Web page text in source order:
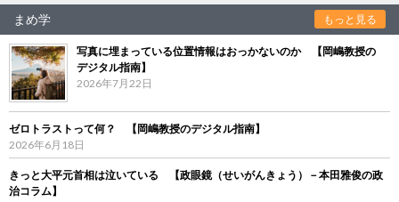
まめ学 もっと見る
写真に埋まっている位置情報はおっかないのか 【岡嶋教授の
デジタル指南】
2026年7月22日
ゼロトラストって何？ 【岡嶋教授のデジタル指南】
2026年6月18日
きっと大平元首相は泣いている 【政眼鏡（せいがんきょう）－本田雅俊の政
治コラム】